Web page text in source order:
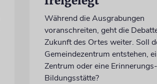
Während die Ausgrabungen
voranschreiten, geht die
Zukunft des Ortes weiter. Soll
Gemeindezentrum entstehen,
Zentrum oder eine
Bildungsstätte?